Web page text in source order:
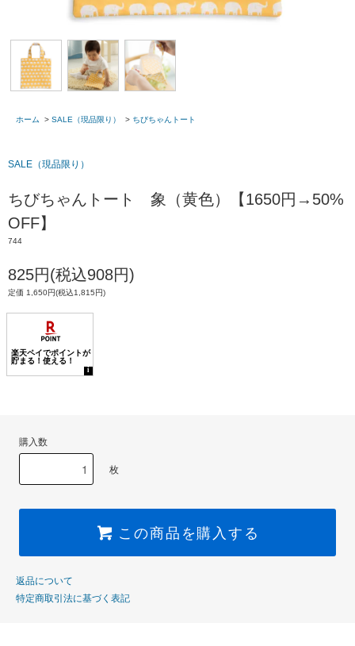
ホーム > SALE（現品限り） > ちびちゃんトート
SALE（現品限り）
ちびちゃんトート 象（黄色）【1650円→50%
OFF】
744
825円(税込908円)
定価 1,650円(税込1,815円)
購入数
枚
この商品を購入する
返品について
特定商取引法に基づく表記